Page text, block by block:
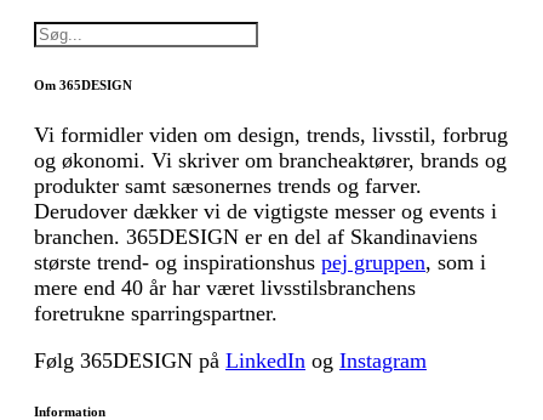
Om 365DESIGN
Vi formidler viden om design, trends, livsstil, forbrug
og økonomi. Vi skriver om brancheaktører, brands og
produkter samt sæsonernes trends og farver.
Derudover dækker vi de vigtigste messer og events i
branchen. 365DESIGN er en del af Skandinaviens
største trend- og inspirationshus pej gruppen, som i
mere end 40 år har været livsstilsbranchens
foretrukne sparringspartner.
Følg 365DESIGN på LinkedIn og Instagram
Information